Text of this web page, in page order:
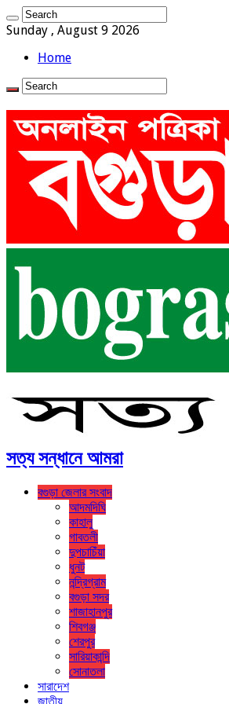
Sunday , August 9 2026
Home
সত্য সন্ধানে আমরা
বগুড়া জেলার সংবাদ
আদমদিঘি
কাহালু
গাবতলী
দুপচাচিঁয়া
ধুনট
নন্দ্রিগ্রাম
বগুড়া সদর
শাজাহানপুর
শিবগঞ্জ
শেরপুর
সারিয়াকান্দি
সোনাতলা
সারাদেশ